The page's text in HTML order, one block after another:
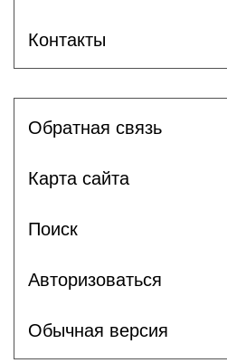
Контакты
Обратная связь
Карта сайта
Поиск
Авторизоваться
Обычная версия